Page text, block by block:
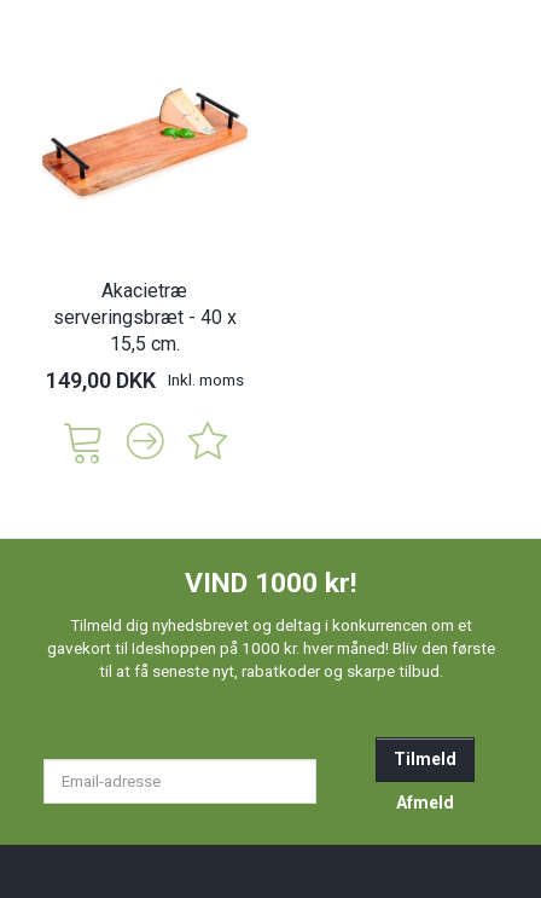
Akacietræ
serveringsbræt - 40 x
15,5 cm.
149,00 DKK Inkl. moms
VIND 1000 kr!
Tilmeld dig nyhedsbrevet og deltag i konkurrencen om et
gavekort til Ideshoppen på 1000 kr. hver måned! Bliv den første
til at få seneste nyt, rabatkoder og skarpe tilbud.
Tilmeld
Afmeld